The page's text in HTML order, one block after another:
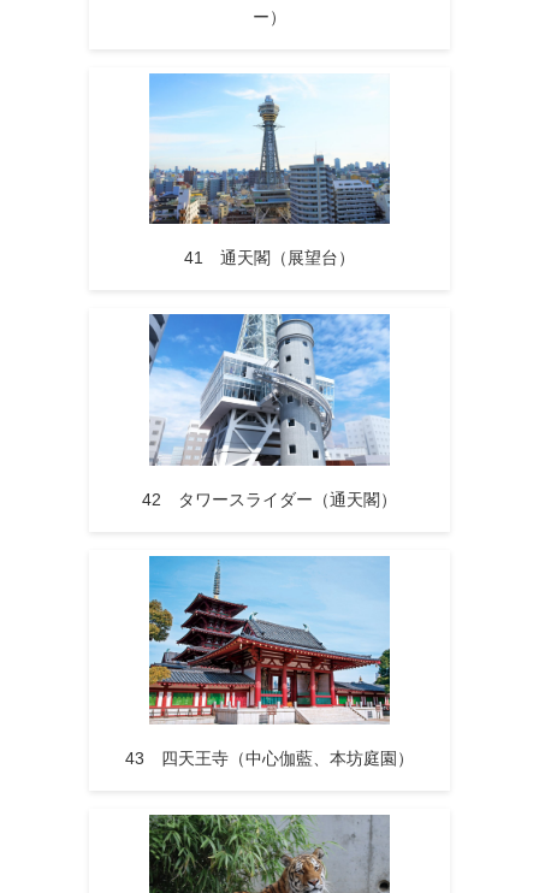
ー）
41 通天閣（展望台）
42 タワースライダー（通天閣）
43 四天王寺（中心伽藍、本坊庭園）